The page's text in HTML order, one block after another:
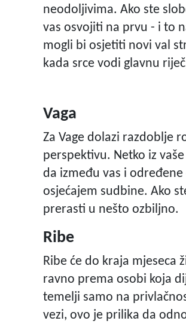
neodoljivima. Ako ste
vas osvojiti na prvu - i to
mogli bi osjetiti novi val
kada srce vodi glavnu
Vaga
Za Vage dolazi razdoblje
perspektivu. Netko iz
da između vas i
osjećajem sudbine. Ako
prerasti u nešto ozbiljno.
Ribe
Ribe će do kraja
ravno prema osobi koja
temelji samo na
vezi, ovo je prilika da